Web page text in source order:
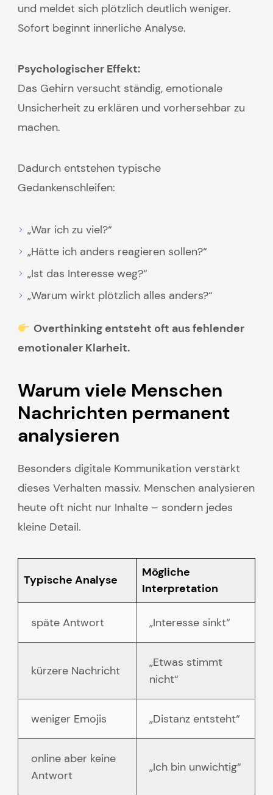
und meldet sich plötzlich deutlich weniger.
Sofort beginnt innerliche Analyse.
Psychologischer Effekt:
Das Gehirn versucht ständig, emotionale
Unsicherheit zu erklären und vorhersehbar zu
machen.
Dadurch entstehen typische
Gedankenschleifen:
„War ich zu viel?“
„Hätte ich anders reagieren sollen?“
„Ist das Interesse weg?“
„Warum wirkt plötzlich alles anders?“
Overthinking entsteht oft aus fehlender
emotionaler Klarheit.
Warum viele Menschen
Nachrichten permanent
analysieren
Besonders digitale Kommunikation verstärkt
dieses Verhalten massiv. Menschen analysieren
heute oft nicht nur Inhalte – sondern jedes
kleine Detail.
Typische Analyse
Mögliche
Interpretation
späte Antwort „Interesse sinkt“
kürzere Nachricht
„Etwas stimmt
nicht“
weniger Emojis „Distanz entsteht“
online aber keine
Antwort
„Ich bin unwichtig“